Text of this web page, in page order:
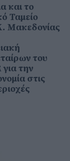
και το
Ταμείο
Μακεδονίας
του
την
στις